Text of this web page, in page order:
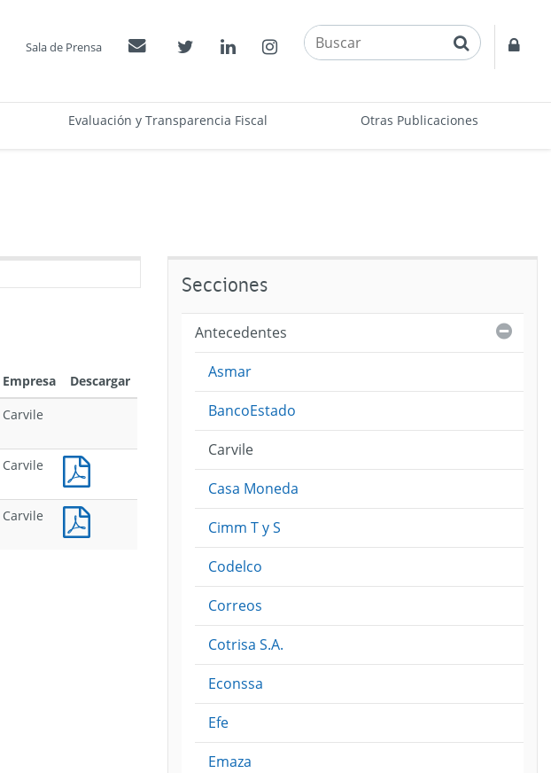
Evaluación y Transparencia Fiscal Otras Publicaciones
Sala de Prensa Contactos Twitter LinkedinInstagram buscar
Empresa
Descargar
Carvile
Carvile
Carvile
Secciones
Antecedentes
Asmar
BancoEstado
Carvile
Casa Moneda
Cimm T y S
Codelco
Correos
Cotrisa S.A.
Econssa
Efe
Emaza